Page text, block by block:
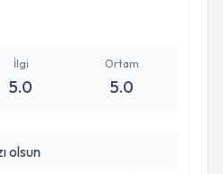
İlgi
5.0
Ortam
5.0
olsun